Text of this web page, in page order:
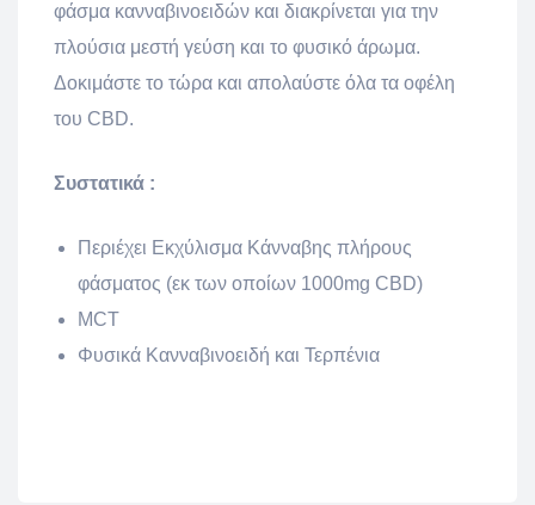
φάσμα κανναβινοειδών και διακρίνεται για την
πλούσια μεστή γεύση και το φυσικό άρωμα.
Δοκιμάστε το τώρα και απολαύστε όλα τα οφέλη
του CBD.
Συστατικά :
Περιέχει Εκχύλισμα Κάνναβης πλήρους
φάσματος (εκ των οποίων 1000mg CBD)
MCT
Φυσικά Κανναβινοειδή και Τερπένια